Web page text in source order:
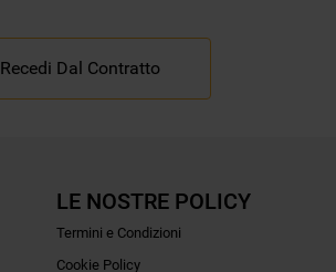
Recedi Dal Contratto
LE NOSTRE POLICY
Termini e Condizioni
Cookie Policy